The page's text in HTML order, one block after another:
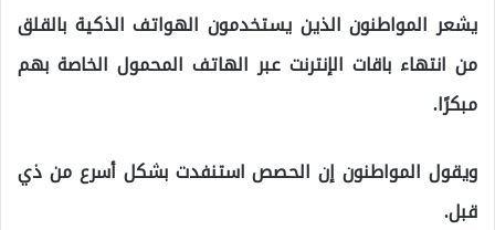
يشعر المواطنون الذين يستخدمون الهواتف الذكية بالقلق
من انتهاء باقات الإنترنت عبر الهاتف المحمول الخاصة بهم
مبكرًا.
ويقول المواطنون إن الحصص استنفدت بشكل أسرع من ذي
قبل.